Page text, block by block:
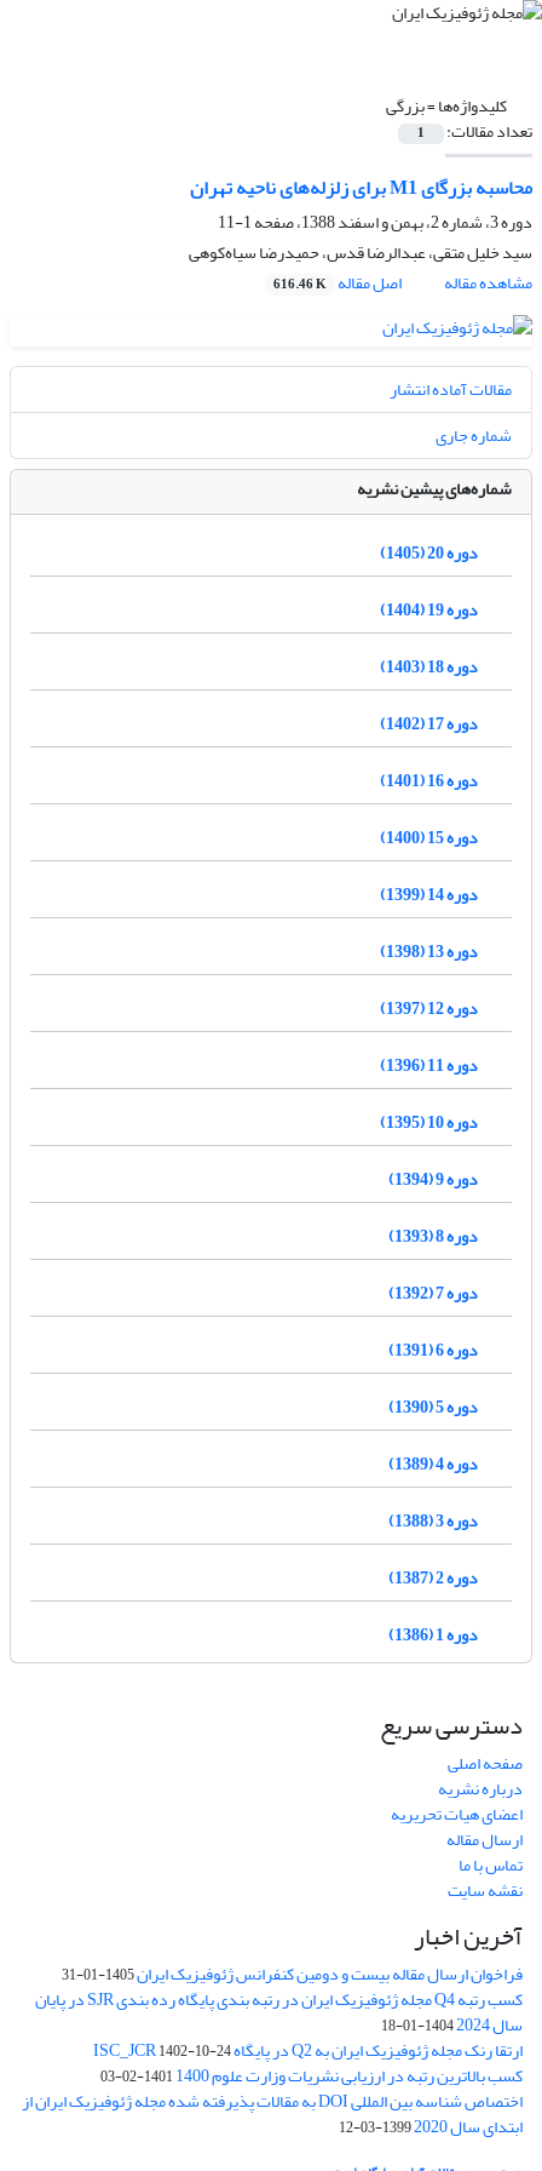
کلیدواژه‌ها =بزرگی
تعداد مقالات: 1
محاسبه بزرگای M1 برای زلزله‌های ناحیه تهران
دوره 3، شماره 2، بهمن و اسفند 1388، صفحه
1-11
سید خلیل متقی، عبدالرضا قدس، حمیدرضا سیاه‌کوهی
مشاهده مقاله
اصل مقاله 616.46 K
مقالات آماده انتشار
شماره جاری
شماره‌های پیشین نشریه
دوره 20 (1405)
دوره 19 (1404)
دوره 18 (1403)
دوره 17 (1402)
دوره 16 (1401)
دوره 15 (1400)
دوره 14 (1399)
دوره 13 (1398)
دوره 12 (1397)
دوره 11 (1396)
دوره 10 (1395)
دوره 9 (1394)
دوره 8 (1393)
دوره 7 (1392)
دوره 6 (1391)
دوره 5 (1390)
دوره 4 (1389)
دوره 3 (1388)
دوره 2 (1387)
دوره 1 (1386)
دسترسی سریع
صفحه اصلی
درباره نشریه
اعضای هیات تحریریه
ارسال مقاله
تماس با ما
نقشه سایت
آخرین اخبار
فراخوان ارسال مقاله بیست و دومین کنفرانس ژئوفیزیک ایران1405-01-31
کسب رتبه Q4 مجله ژئوفیزیک ایران در رتبه بندی پایگاه رده بندی SJR در پایان
سال 2024 1404-01-18
ارتقا رنک مجله ژئوفیزیک ایران به Q2 در پایگاه ISC_JCR 1402-10-24
کسب بالاترین رتبه در ارزیابی نشریات وزارت علوم 1400 1401-02-03
اختصاص شناسه بین المللی DOI به مقالات پذیرفته شده مجله ژئوفیزیک ایران از
ابتدای سال 2020 1399-03-12